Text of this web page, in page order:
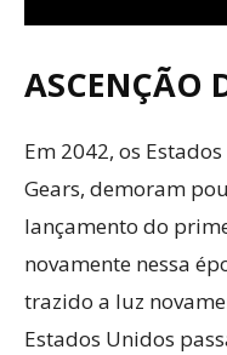
ASCENÇÃO
Em 2042, os
Gears, demoram
lançamento do
novamente nessa
trazido a luz
Estados Unidos